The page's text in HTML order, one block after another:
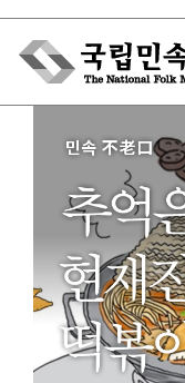
Skip
content
박물관에서는
민속이야기
민속 인사이드